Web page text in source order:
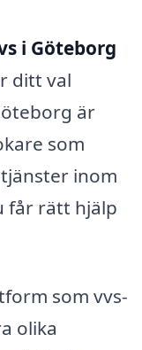
i Göteborg
ditt val
är
som
inom
får rätt hjälp
som vvs-
olika